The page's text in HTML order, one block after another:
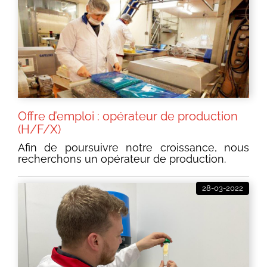
Offre d’emploi : opérateur de production
(H/F/X)
Afin de poursuivre notre croissance, nous
recherchons un opérateur de production.
28-03-2022